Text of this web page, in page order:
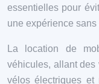
essentielles pour
une expérience sans
La location de
véhicules, allant des
vélos électriques et